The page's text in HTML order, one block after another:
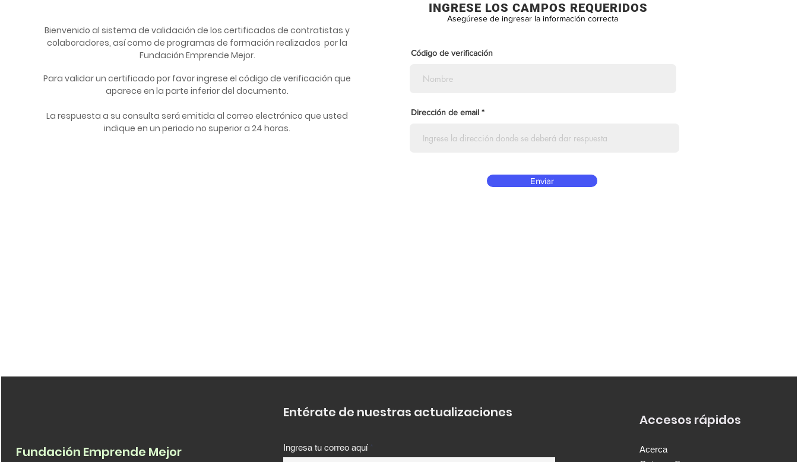
Bienvenido al sistema de validación de los certificados de contratistas y
colaboradores, así como de programas de formación realizados por la
Fundación Emprende Mejor.
Para validar un certificado por favor ingrese el código de verificación que
aparece en la parte inferior del documento.
La respuesta a su consulta será emitida al correo electrónico que usted
indique en un periodo no superior a 24 horas.
INGRESE LOS CAMPOS REQUERIDOS
Asegúrese de ingresar la información correcta
Código de verificación
Dirección de email
Enviar
Fundación Emprende Mejor
Entérate de nuestras actualizaciones
Ingresa tu correo aquí
Accesos rápidos
Acerca